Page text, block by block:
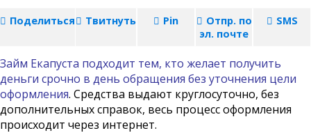
Поделиться Твитнуть Pin
Отпр. по
эл. почте
SMS
Займ Екапуста подходит тем, кто желает получить
деньги срочно в день обращения без уточнения цели
оформления. Средства выдают круглосуточно, без
дополнительных справок, весь процесс оформления
происходит через интернет.